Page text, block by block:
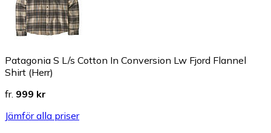
Patagonia S L/s Cotton In Conversion Lw Fjord Flannel
Shirt (Herr)
fr. 999 kr
Jämför alla priser